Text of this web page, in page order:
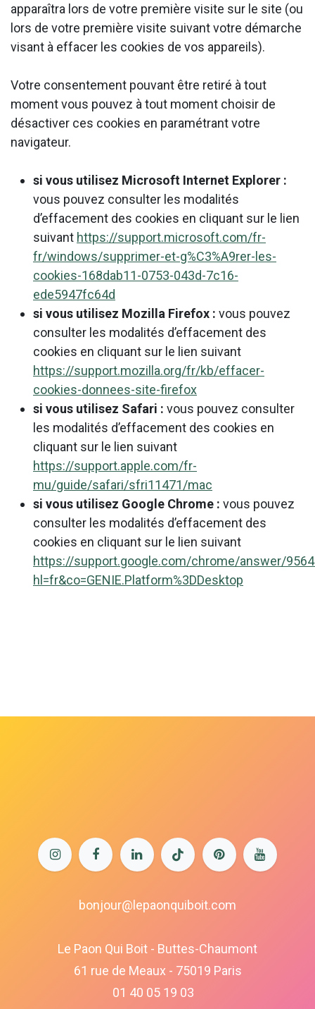
apparaîtra lors de votre première visite sur le site (ou
lors de votre première visite suivant votre démarche
visant à effacer les cookies de vos appareils).
Votre consentement pouvant être retiré à tout
moment vous pouvez à tout moment choisir de
désactiver ces cookies en paramétrant votre
navigateur.
si vous utilisez Microsoft Internet Explorer :
vous pouvez consulter les modalités
d’effacement des cookies en cliquant sur le lien
suivant https://support.microsoft.com/fr-
fr/windows/supprimer-et-g%C3%A9rer-les-
cookies-168dab11-0753-043d-7c16-
ede5947fc64d
si vous utilisez Mozilla Firefox : vous pouvez
consulter les modalités d’effacement des
cookies en cliquant sur le lien suivant
https://support.mozilla.org/fr/kb/effacer-
cookies-donnees-site-firefox
si vous utilisez Safari : vous pouvez consulter
les modalités d’effacement des cookies en
cliquant sur le lien suivant
https://support.apple.com/fr-
mu/guide/safari/sfri11471/mac
si vous utilisez Google Chrome : vous pouvez
consulter les modalités d’effacement des
cookies en cliquant sur le lien suivant
https://support.google.com/chrome/answer/
hl=fr&co=GENIE.Platform%3DDesktop
bonjour@lepaonquiboit.com
Le Paon Qui Boit - Buttes-Chaumont
61 rue de Meaux - 75019 Paris
01 40 05 19 03